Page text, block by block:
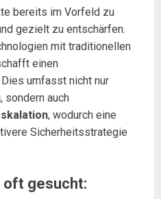
bereits im Vorfeld zu
gezielt zu entschärfen.
mit traditionellen
einen
Dies umfasst nicht nur
sondern auch
, wodurch eine
Sicherheitsstrategie
oft gesucht: